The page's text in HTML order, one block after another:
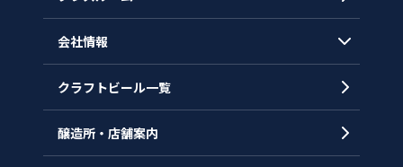
会社情報
会社概要
クラフトビール一覧
醸造所・店舗案内